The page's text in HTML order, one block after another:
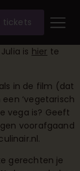
tickets
is hier te
in de film (dat
‘vegetarisch
vega is? Geeft
voorafgaand
gerechten je